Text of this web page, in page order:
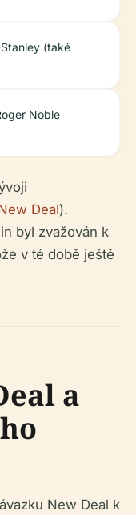
(také
Noble
Deal).
byl zvažován k
v té době ještě
a
New Deal k